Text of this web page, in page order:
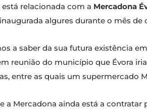
relacionada com a Mercadona
algures durante o mês
a saber da sua futura existência
reunião do município que Évora
entre as quais um supermercado
a Mercadona ainda está a